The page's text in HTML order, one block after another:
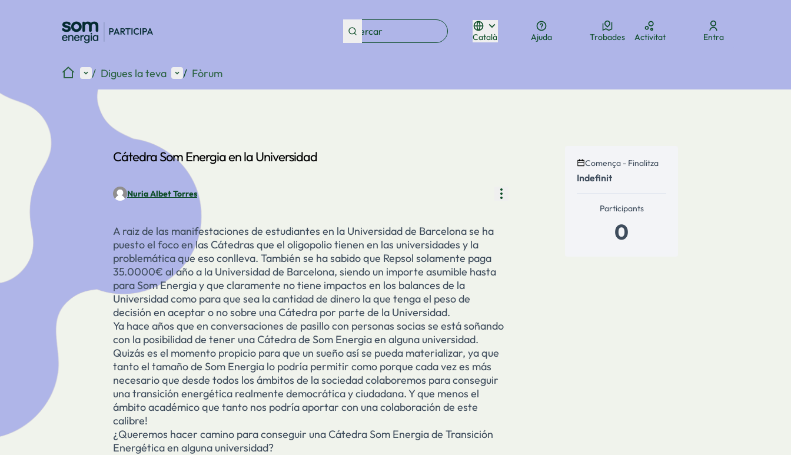
Català
Triar la llenguaElegir el idiomaAukeratu hizkuntza Choose language
Ajuda Trobades Activitat Entra
Inici Menú principal
/ Digues la teva Menú d'usuari
/ Fòrum
Cátedra Som Energia en la Universidad
Nuria Albet Torres Controls de recursos
A raiz de las manifestaciones de estudiantes en la Universidad de Barcelona se ha
puesto el foco en las Cátedras que el oligopolio tienen en las universidades y la
problemática que eso conlleva. También se ha sabido que Repsol solamente paga
35.0000€ al año a la Universidad de Barcelona, siendo un importe asumible hasta
para Som Energia y que claramente no tiene impactos en los balances de la
Universidad como para que sea la cantidad de dinero la que tenga el peso de
decisión en aceptar o no sobre una Cátedra por parte de la Universidad.
Ya hace años que en conversaciones de pasillo con personas socias se está soñando
con la posibilidad de tener una Cátedra de Som Energia en alguna universidad.
Quizás es el momento propicio para que un sueño así se pueda materializar, ya que
tanto el tamaño de Som Energia lo podría permitir como porque cada vez es más
necesario que desde todos los ámbitos de la sociedad colaboremos para conseguir
una transición energética realmente democrática y ciudadana. Y que menos el
ámbito académico que tanto nos podría aportar con una colaboración de este
calibre!
¿Queremos hacer camino para conseguir una Cátedra Som Energia de Transición
Energética en alguna universidad?
Comença - Finalitza
Indefinit
Participants
0